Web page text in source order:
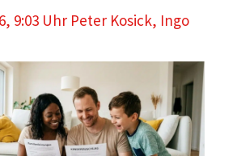
9:03 Uhr Peter Kosick, Ingo